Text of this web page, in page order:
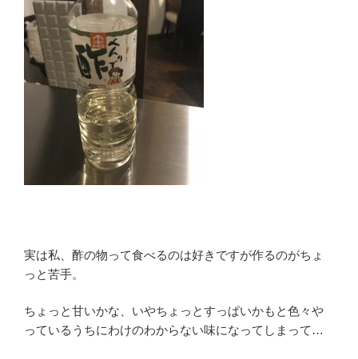
実は私、酢の物って食べるのは好きですが作るのがちょ
っと苦手。
ちょっと甘いかな、いやちょっとすっぱいかもと色々や
っているうちにわけのわからない味になってしまって…